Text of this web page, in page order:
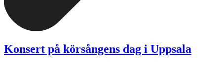
Konsert på körsångens dag i Uppsala